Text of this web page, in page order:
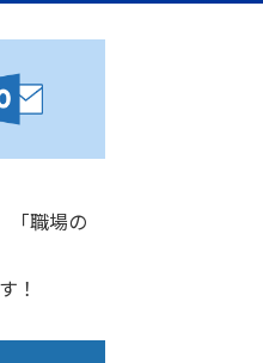
「職場の
！